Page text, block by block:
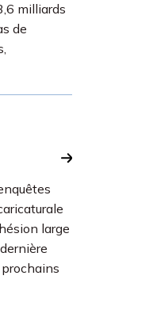
milliards
de
large